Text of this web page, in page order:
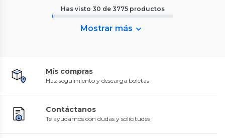
Has visto 30 de 3775 productos
Mostrar más
Mis compras
Haz seguimiento y descarga boletas
Contáctanos
Te ayudamos con dudas y solicitudes